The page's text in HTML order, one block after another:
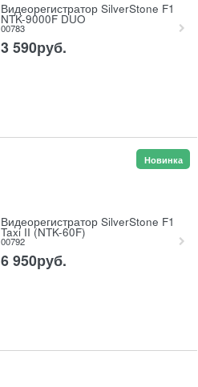
Видеорегистратор SilverStone F1
NTK-9000F DUO
00783
3 590руб.
Видеорегистратор SilverStone F1
Taxi II (NTK-60F)
00792
6 950руб.
Новинка